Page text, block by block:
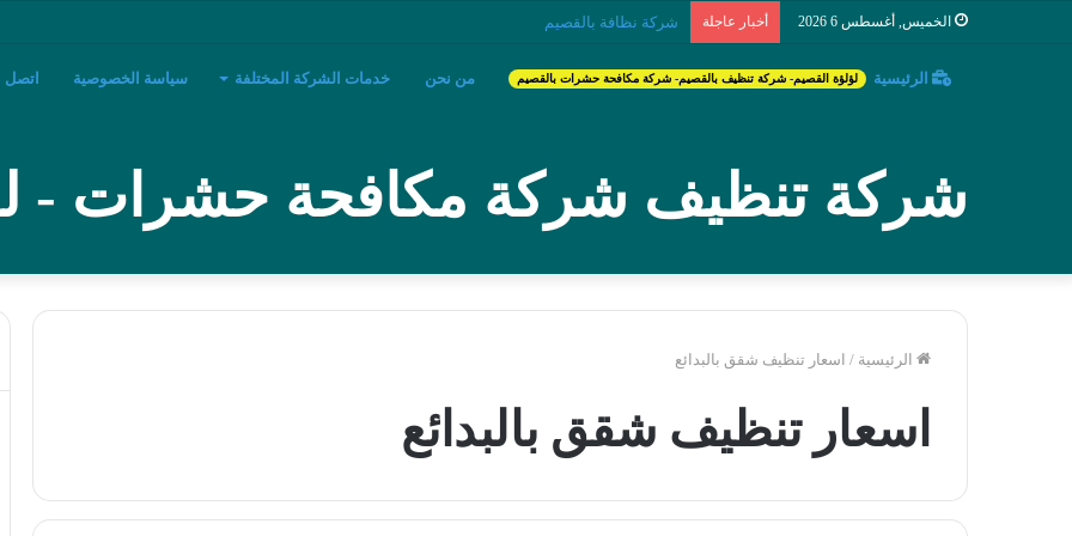
الخميس, أغسطس 6 2026 أخبار عاجلة شركة نظافة بالقصيم
الرئيسية لؤلؤة القصيم- شركة تنظيف بالقصيم- شركة مكافحة حشرات بالقصيم من نحن خدمات الشركة المختلفة سياسة الخصوصية اتصل
شركة تنظيف شركة مكافحة حشرات -
الرئيسية / اسعار تنظيف شقق بالبدائع
اسعار تنظيف شقق بالبدائع